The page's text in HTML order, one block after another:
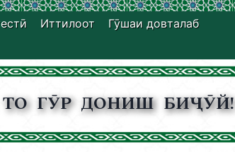
Иттилоот
Гӯшаи довталаб
ГӮР ДОНИШ БИҶӮЙ!